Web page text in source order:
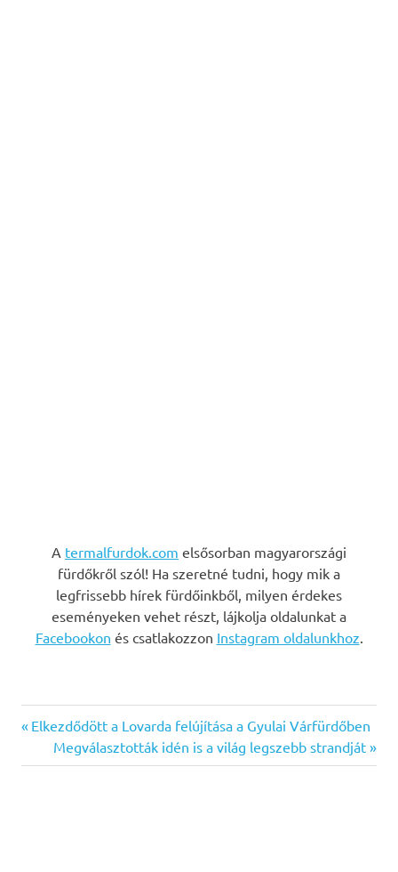
A termalfurdok.com elsősorban magyarországi
fürdőkről szól! Ha szeretné tudni, hogy mik a
legfrissebb hírek fürdőinkből, milyen érdekes
eseményeken vehet részt, lájkolja oldalunkat a
Facebookon és csatlakozzon Instagram oldalunkhoz.
Bejegyzés
navigáció
Previous
Post:
Elkezdődött a Lovarda felújítása a Gyulai Várfürdőben
Next
Post:
Megválasztották idén is a világ legszebb strandját